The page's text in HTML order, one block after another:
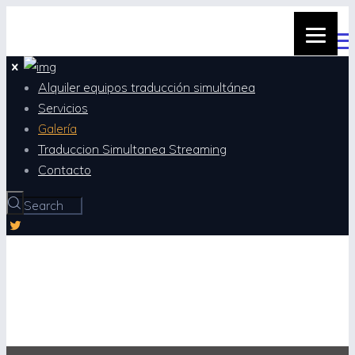
Alquiler equipos traducción simultánea
Servicios
Galería
Traduccion Simultanea Streaming
Contacto